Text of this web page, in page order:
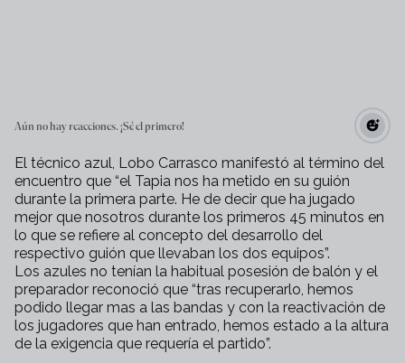
Aún no hay reacciones. ¡Sé el primero!
El técnico azul, Lobo Carrasco manifestó al término del
encuentro que “el Tapia nos ha metido en su guión
durante la primera parte. He de decir que ha jugado
mejor que nosotros durante los primeros 45 minutos en
lo que se refiere al concepto del desarrollo del
respectivo guión que llevaban los dos equipos”.
Los azules no tenían la habitual posesión de balón y el
preparador reconoció que “tras recuperarlo, hemos
podido llegar mas a las bandas y con la reactivación de
los jugadores que han entrado, hemos estado a la altura
de la exigencia que requería el partido”.